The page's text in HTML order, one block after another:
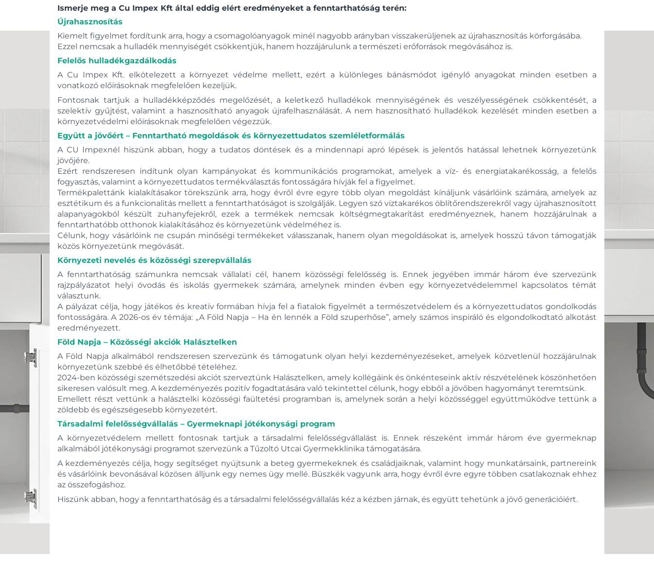
Ismerje meg a Cu Impex Kft által eddig elért eredményeket a fenntarthatóság terén:
Újrahasznosítás
Kiemelt figyelmet fordítunk arra, hogy a csomagolóanyagok minél nagyobb arányban visszakerüljenek az újrahasznosítás körforgásába.
Ezzel nemcsak a hulladék mennyiségét csökkentjük, hanem hozzájárulunk a természeti erőforrások megóvásához is.
Felelős hulladékgazdálkodás
A Cu Impex Kft. elkötelezett a környezet védelme mellett, ezért a különleges bánásmódot igénylő anyagokat minden esetben a
vonatkozó előírásoknak megfelelően kezeljük.
Fontosnak tartjuk a hulladékképződés megelőzését, a keletkező hulladékok mennyiségének és veszélyességének csökkentését, a
szelektív gyűjtést, valamint a hasznosítható anyagok újrafelhasználását. A nem hasznosítható hulladékok kezelését minden esetben a
környezetvédelmi előírásoknak megfelelően végezzük.
Együtt a jövőért – Fenntartható megoldások és környezettudatos szemléletformálás
A CU Impexnél hiszünk abban, hogy a tudatos döntések és a mindennapi apró lépések is jelentős hatással lehetnek környezetünk
jövőjére.
Ezért rendszeresen indítunk olyan kampányokat és kommunikációs programokat, amelyek a víz- és energiatakarékosság, a felelős
fogyasztás, valamint a környezettudatos termékválasztás fontosságára hívják fel a figyelmet.
Termékpalettánk kialakításakor törekszünk arra, hogy évről évre egyre több olyan megoldást kínáljunk vásárlóink számára, amelyek az
esztétikum és a funkcionalitás mellett a fenntarthatóságot is szolgálják. Legyen szó víztakarékos öblítőrendszerekről vagy újrahasznosított
alapanyagokból készült zuhanyfejekről, ezek a termékek nemcsak költségmegtakarítást eredményeznek, hanem hozzájárulnak a
fenntarthatóbb otthonok kialakításához és környezetünk védelméhez is.
Célunk, hogy vásárlóink ne csupán minőségi termékeket válasszanak, hanem olyan megoldásokat is, amelyek hosszú távon támogatják
közös környezetünk megóvását.
Környezeti nevelés és közösségi szerepvállalás
A fenntarthatóság számunkra nemcsak vállalati cél, hanem közösségi felelősség is. Ennek jegyében immár három éve szervezünk
rajzpályázatot helyi óvodás és iskolás gyermekek számára, amelynek minden évben egy környezetvédelemmel kapcsolatos témát
választunk.
A pályázat célja, hogy játékos és kreatív formában hívja fel a fiatalok figyelmét a természetvédelem és a környezettudatos gondolkodás
fontosságára. A 2026-os év témája: „A Föld Napja – Ha én lennék a Föld szuperhőse”, amely számos inspiráló és elgondolkodtató alkotást
eredményezett.
Föld Napja – Közösségi akciók Halásztelken
A Föld Napja alkalmából rendszeresen szervezünk és támogatunk olyan helyi kezdeményezéseket, amelyek közvetlenül hozzájárulnak
környezetünk szebbé és élhetőbbé tételéhez.
2024-ben közösségi szemétszedési akciót szerveztünk Halásztelken, amely kollégáink és önkénteseink aktív részvételének köszönhetően
sikeresen valósult meg. A kezdeményezés pozitív fogadtatására való tekintettel célunk, hogy ebből a jövőben hagyományt teremtsünk.
Emellett részt vettünk a halásztelki közösségi faültetési programban is, amelynek során a helyi közösséggel együttműködve tettünk a
zöldebb és egészségesebb környezetért.
Társadalmi felelősségvállalás – Gyermeknapi jótékonysági program
A környezetvédelem mellett fontosnak tartjuk a társadalmi felelősségvállalást is. Ennek részeként immár három éve gyermeknap
alkalmából jótékonysági programot szervezünk a Tűzoltó Utcai Gyermekklinika támogatására.
A kezdeményezés célja, hogy segítséget nyújtsunk a beteg gyermekeknek és családjaiknak, valamint hogy munkatársaink, partnereink
és vásárlóink bevonásával közösen álljunk egy nemes ügy mellé. Büszkék vagyunk arra, hogy évről évre egyre többen csatlakoznak ehhez
az összefogáshoz.
Hiszünk abban, hogy a fenntarthatóság és a társadalmi felelősségvállalás kéz a kézben járnak, és együtt tehetünk a jövő generációiért.